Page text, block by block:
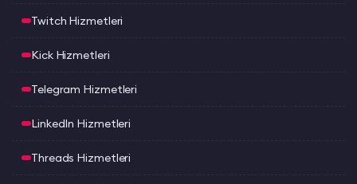
Twitch Hizmetleri
Kick Hizmetleri
Telegram Hizmetleri
LinkedIn Hizmetleri
Threads Hizmetleri